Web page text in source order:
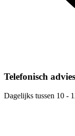
Telefonisch advies
Dagelijks tussen 10 -